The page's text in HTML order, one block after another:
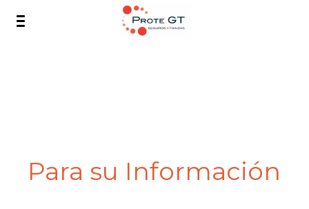
Servicios
Para su Información